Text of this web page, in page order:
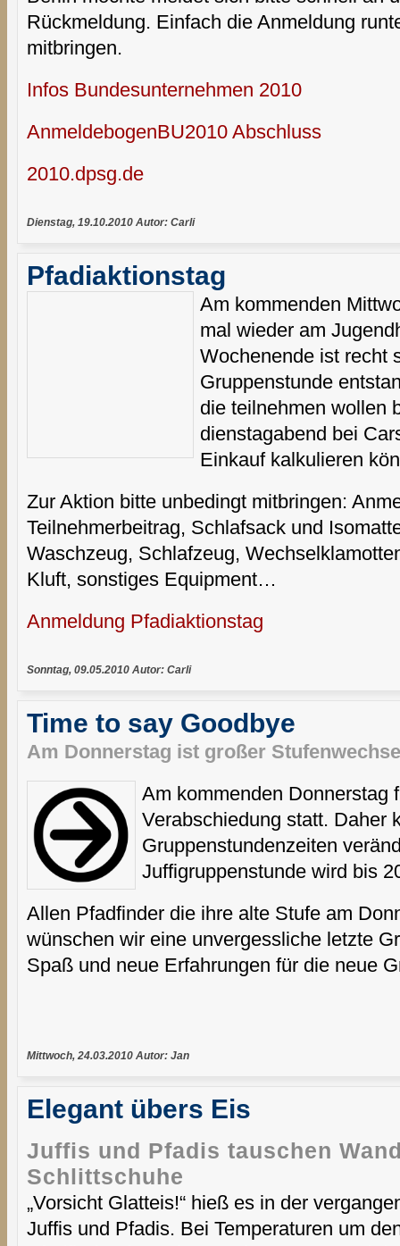
Rückmeldung. Einfach die Anmeldung
mitbringen.
Infos Bundesunternehmen 2010
AnmeldebogenBU2010 Abschluss
2010.dpsg.de
Dienstag, 19.10.2010 Autor: Carli
Pfadiaktionstag
Am kommenden
mal wieder am
Wochenende ist recht
Gruppenstunde
die teilnehmen wollen
dienstagabend bei
Einkauf kalkulieren
Zur Aktion bitte unbedingt mitbringen:
Teilnehmerbeitrag, Schlafsack und
Waschzeug, Schlafzeug,
Kluft, sonstiges Equipment…
Anmeldung Pfadiaktionstag
Sonntag, 09.05.2010 Autor: Carli
Time to say Goodbye
Am Donnerstag ist großer
Am kommenden Donnerstag
Verabschiedung statt. Daher
Gruppenstundenzeiten
Juffigruppenstunde wird bis
Allen Pfadfinder die ihre alte Stufe am
wünschen wir eine unvergessliche letzte
Spaß und neue Erfahrungen für die neue
Mittwoch, 24.03.2010 Autor: Jan
Elegant übers Eis
Juffis und Pfadis tauschen
Schlittschuhe
„Vorsicht Glatteis!“ hieß es in der
Juffis und Pfadis. Bei Temperaturen um